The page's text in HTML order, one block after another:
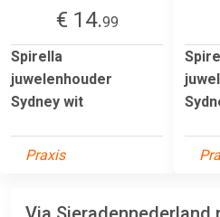
€ 14.99
Spirella
juwelenhouder
Sydney wit
Praxis